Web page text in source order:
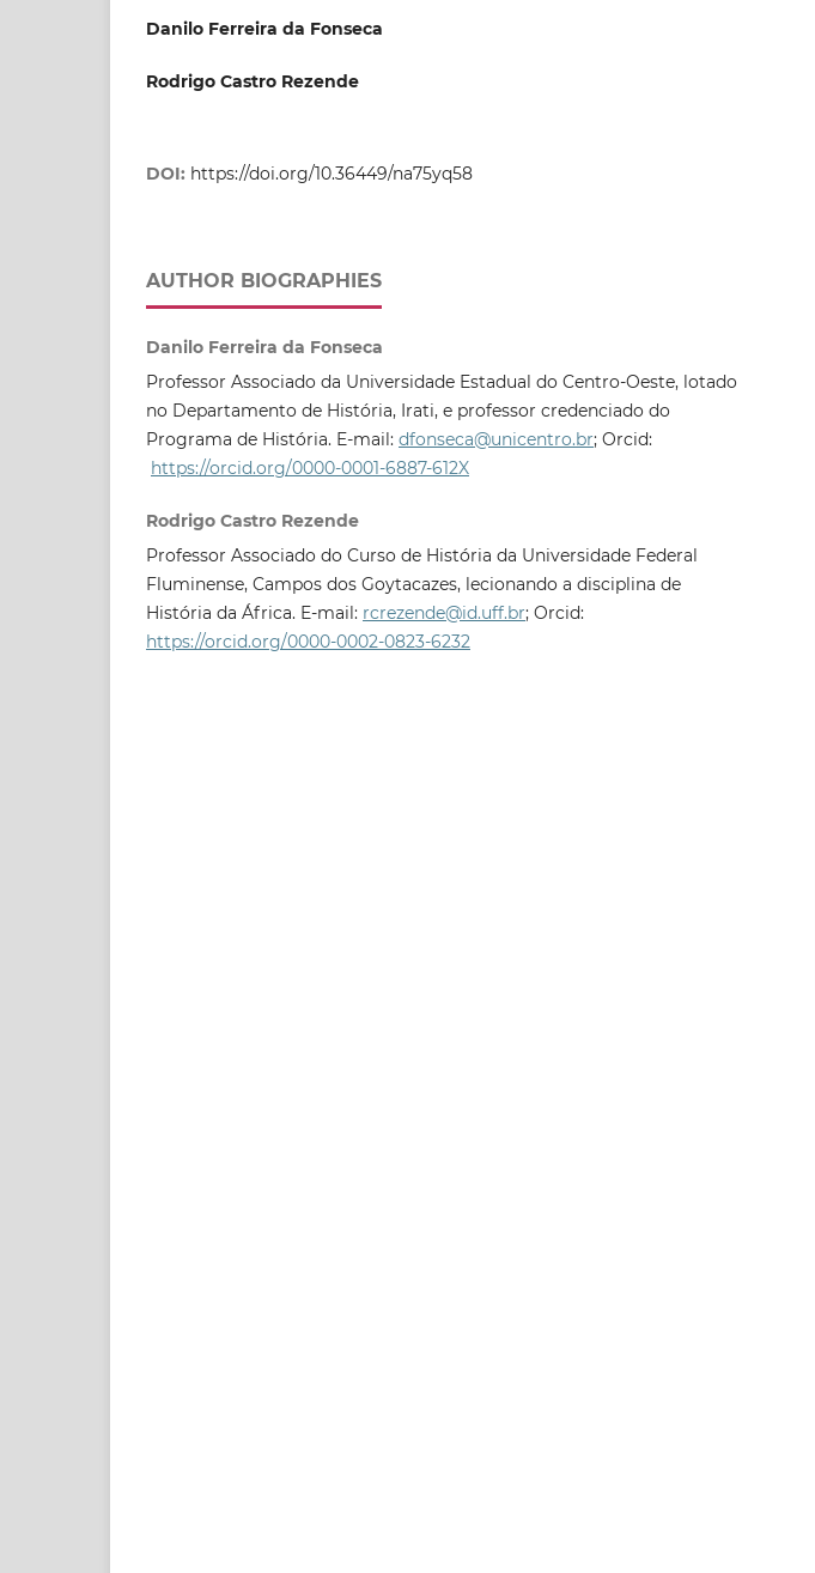
Danilo Ferreira da Fonseca
Rodrigo Castro Rezende
DOI: https://doi.org/10.36449/na75yq58
AUTHOR BIOGRAPHIES
Danilo Ferreira da Fonseca
Professor Associado da Universidade Estadual do Centro-Oeste, lotado
no Departamento de História, Irati, e professor credenciado do
Programa de História. E-mail: dfonseca@unicentro.br; Orcid:
https://orcid.org/0000-0001-6887-612X
Rodrigo Castro Rezende
Professor Associado do Curso de História da Universidade Federal
Fluminense, Campos dos Goytacazes, lecionando a disciplina de
História da África. E-mail: rcrezende@id.uff.br; Orcid:
https://orcid.org/0000-0002-0823-6232